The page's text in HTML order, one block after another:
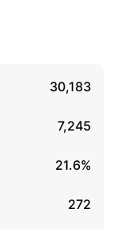
30,183
7,245
21.6%
272